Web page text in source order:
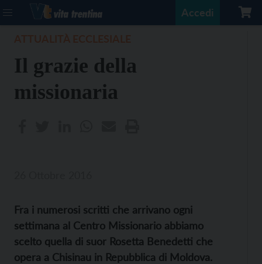
Accedi
Il grazie della
missionaria
Fra i numerosi scritti che arrivano ogni
settimana al Centro Missionario abbiamo
scelto quella di suor Rosetta Benedetti che
opera a Chisinau in Repubblica di Moldova.